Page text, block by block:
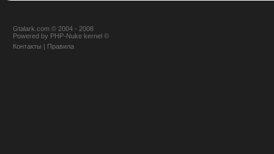
Gtalark.com © 2004 - 2008
Powered by PHP-Nuke kernel ©
Контакты | Правила